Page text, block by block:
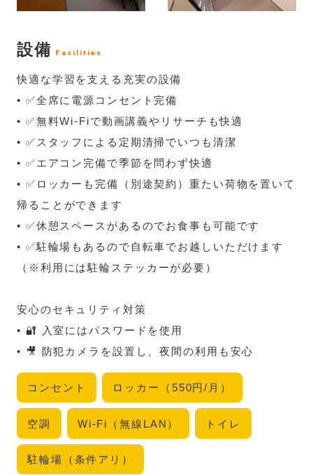
設備 Facilities
快適な学習を支える充実の設備
• ✅全席に電源コンセント完備
• ✅無料Wi-Fiで動画講義やリサーチも快適
• ✅スタッフによる定期清掃でいつも清潔
• ✅エアコン完備で季節を問わず快適
• ✅ロッカーも完備（別途契約）重たい荷物を置いて
帰ることができます
• ✅休憩スペースがあるのでお食事も可能です
• ✅駐輪場もあるので自転車でお越しいただけます
（※利用には駐輪ステッカーが必要）
安心のセキュリティ対策
• 🔐 入室にはパスワードを使用
• 🎥 防犯カメラを設置し、夜間の利用も安心
コンセント ロッカー（550円/月）
空調 Wi-Fi（無線LAN） トイレ
駐輪場（条件アリ）